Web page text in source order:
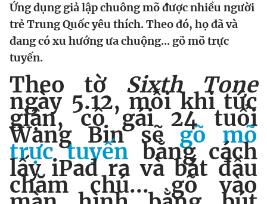
Tin thị trường Tin 360
Video Magazine
Sản phẩm khác
Tiện ích Bạn cần biết
Thông tin tòa soạn Liên hệ quảng cáo
Ứng dụng giả lập chuông mõ được nhiều người
trẻ Trung Quốc yêu thích. Theo đó, họ đã và
đang có xu hướng ưa chuộng... gõ mõ trực
tuyến.
Theo tờ Sixth Tone
ngày 5.12, mỗi khi tức
giận, cô gái 24 tuổi
Wang Bin sẽgõ mõ
trực tuyến bằng cách
lấy iPad ra và bắt đầu
chăm chú... gõ vào